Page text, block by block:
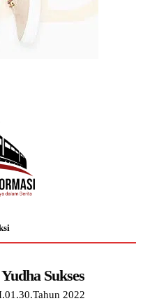
Sukses
2022